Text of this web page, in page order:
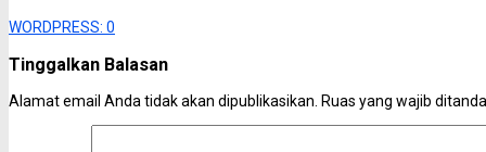
WORDPRESS: 0
Tinggalkan Balasan
Alamat email Anda tidak akan dipublikasikan. Ruas yang wajib